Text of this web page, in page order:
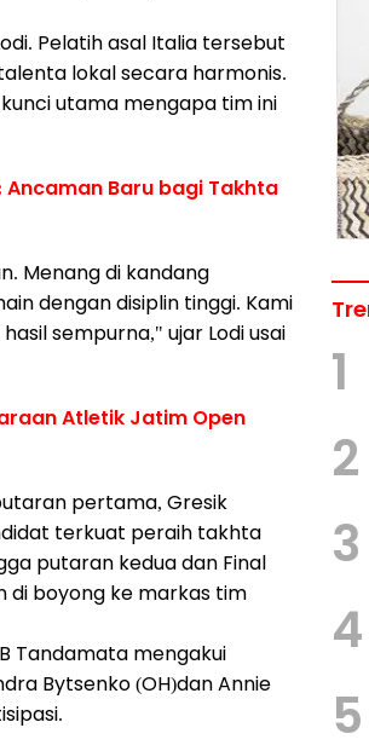
Pelatih asal Italia tersebut
lokal secara harmonis.
utama mengapa tim ini
Baru bagi Takhta
Menang di kandang
dengan disiplin tinggi. Kami
sempurna," ujar Lodi usai
Atletik Jatim Open
pertama, Gresik
terkuat peraih takhta
putaran kedua dan Final
di boyong ke markas tim
Tandamata mengakui
Bytsenko (OH)dan Annie
1
2
3
4
5